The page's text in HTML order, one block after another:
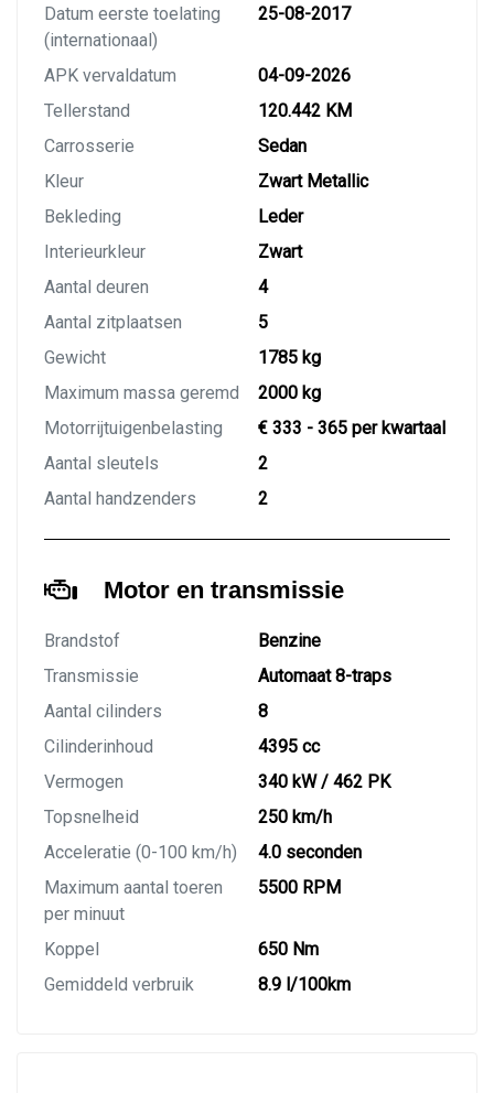
Datum eerste toelating
(internationaal)
25-08-2017
APK vervaldatum
04-09-2026
Tellerstand
120.442 KM
Carrosserie
Sedan
Kleur
Zwart Metallic
Bekleding
Leder
Interieurkleur
Zwart
Aantal deuren
4
Aantal zitplaatsen
5
Gewicht
1785 kg
Maximum massa geremd
2000 kg
Motorrijtuigenbelasting
€ 333 - 365 per kwartaal
Aantal sleutels
2
Aantal handzenders
2
Motor en transmissie
Brandstof
Benzine
Transmissie
Automaat 8-traps
Aantal cilinders
8
Cilinderinhoud
4395 cc
Vermogen
340 kW / 462 PK
Topsnelheid
250 km/h
Acceleratie (0-100 km/h)
4.0 seconden
Maximum aantal toeren
per minuut
5500 RPM
Koppel
650 Nm
Gemiddeld verbruik
8.9 l/100km